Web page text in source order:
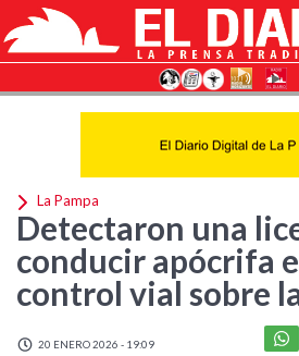
La Pampa
Detectaron una
conducir apócrifa
control vial sobre
20 ENERO 2026 - 19:09